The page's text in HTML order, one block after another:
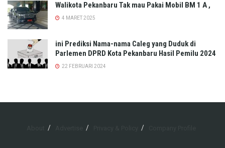
Walikota Pekanbaru Tak mau Pakai Mobil BM 1 A ,
4 MARET 2025
ini Prediksi Nama-nama Caleg yang Duduk di
Parlemen DPRD Kota Pekanbaru Hasil Pemilu 2024
22 FEBRUARI 2024